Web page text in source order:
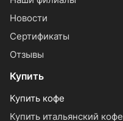
Новости
Сертификаты
Отзывы
Купить
Купить кофе
Купить итальянский кофе